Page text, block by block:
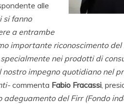
alle
si fanno
a entrambe
importante riconoscimento del
nei prodotti di
impegno quotidiano nel
commenta Fabio Fracassi,
adeguamento del Firr (Fondo